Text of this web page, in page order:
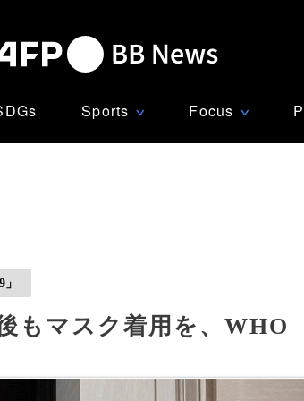
Sports ∨ Focus ∨
もマスク着用を、WHO